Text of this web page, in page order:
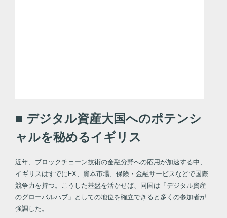
■ デジタル資産大国へのポテンシ
ャルを秘めるイギリス
近年、ブロックチェーン技術の金融分野への応用が加速する中、
イギリスはすでにFX、資本市場、保険・金融サービスなどで国際
競争力を持つ。こうした基盤を活かせば、同国は「デジタル資産
のグローバルハブ」としての地位を確立できると多くの参加者が
強調した。